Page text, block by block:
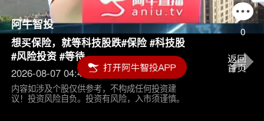
0
阿牛智投
想买保险，就等科技股跌#保险 #科技股
#风险投资 #等待
2026-08-07 04:45
内容如涉及个股仅供参考，不构成任何投资建
议！投资风险自负。投资有风险，入市须谨慎。